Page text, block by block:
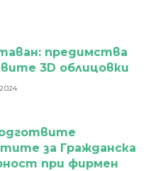
предимства
3D облицовки
за Гражданска
при фирмен